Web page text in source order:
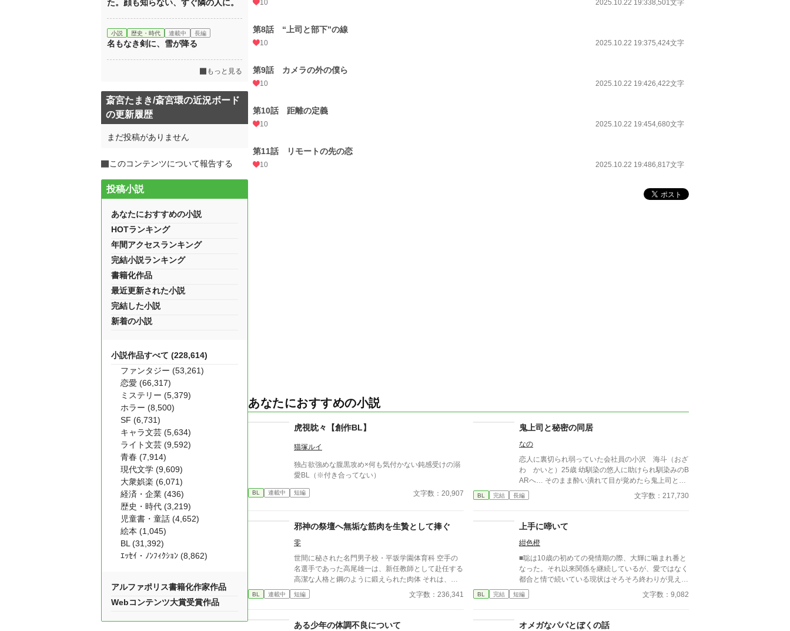
10 2025.10.22 19:338,501文字
第8話 “上司と部下”の線
10 2025.10.22 19:375,424文字
第9話 カメラの外の僕ら
10 2025.10.22 19:426,422文字
第10話 距離の定義
10 2025.10.22 19:454,680文字
第11話 リモートの先の恋
10 2025.10.22 19:486,817文字
あなたにおすすめの小説
虎視眈々【創作BL】
猫塚ルイ
独占欲強めな腹黒攻め×何も気付かない鈍感受けの溺
愛BL（※付き合ってない）
BL 連載中 短編 文字数：20,907
鬼上司と秘密の同居
なの
恋人に裏切られ弱っていた会社員の小沢 海斗（おざ
わ かいと）25歳 幼馴染の悠人に助けられ馴染みのB
ARへ… そのまま酔い潰れて目が覚めたら鬼上司と呼
ばれている浅井 透（あさい とおる）32歳の部屋
にいた… いったい？…どうして？…こうなった？
スパダリ、イケメン鬼上司×裏切られた傷心海斗は幸
おります。
BL 完結 長編 文字数：217,730
邪神の祭壇へ無垢な筋肉を生贄として捧ぐ
零
世間に秘された名門男子校・平坂学園体育科 空手の
名選手であった高尾雄一は、新任教師として赴任する
高潔な人格と鋼のように鍛えられた肉体 それは、学
園にとって最高の生贄の候補に他ならなかった 至高
の筋肉を持つ、精神を削られ意志をなくした青年を太
躍する 意志をなくし筋肉の操り人形と化した“デク”
BL 連載中 短編 文字数：236,341
上手に啼いて
紺色橙
■聡は10歳の初めての発情期の際、大輝に噛まれ番と
なった。それ以来関係を継続しているが、愛ではなく
都合と情で続いている現状はそろそろ終わりが見えて
いた。 ■注意*独自オメガバース設定。■『それは愛か
本能か』と同じ世界設定です。関係は一切なし。
BL 完結 短編 文字数：9,082
ある少年の体調不良について オメガなパパとぼくの話
た。顔も知らない、すぐ隣の人に。
小説 歴史・時代 連載中 長編
名もなき剣に、雪が降る
もっと見る
斎宮たまき/斎宮環の近況ボード
の更新履歴
まだ投稿がありません
このコンテンツについて報告する
投稿小説
あなたにおすすめの小説
HOTランキング
年間アクセスランキング
完結小説ランキング
書籍化作品
最近更新された小説
完結した小説
新着の小説
小説作品すべて (228,614)
ファンタジー (53,261)
恋愛 (66,317)
ミステリー (5,379)
ホラー (8,500)
SF (6,731)
キャラ文芸 (5,634)
ライト文芸 (9,592)
青春 (7,914)
現代文学 (9,609)
大衆娯楽 (6,071)
経済・企業 (436)
歴史・時代 (3,219)
児童書・童話 (4,652)
絵本 (1,045)
BL (31,392)
ｴｯｾｲ・ﾉﾝﾌｨｸｼｮﾝ (8,862)
アルファポリス書籍化作家作品
Webコンテンツ大賞受賞作品